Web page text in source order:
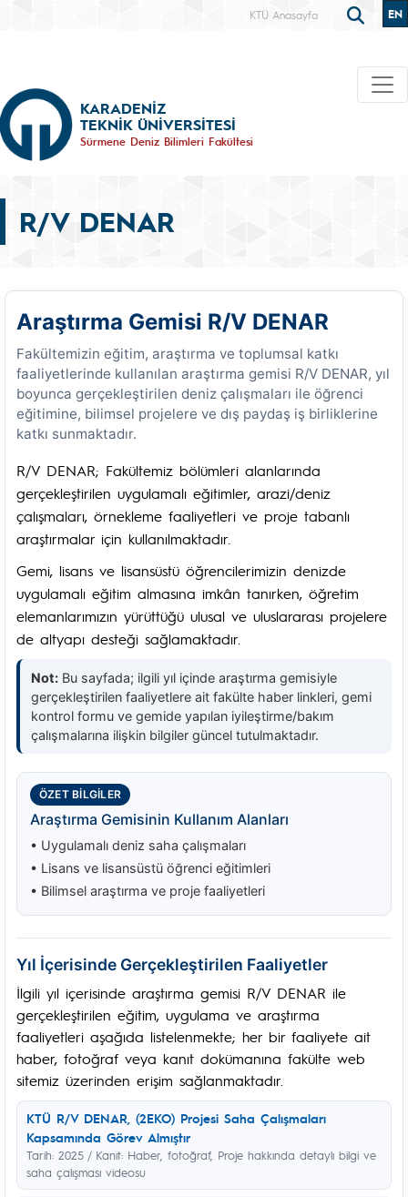
KTÜ Anasayfa EN
KARADENİZ
TEKNİK ÜNİVERSİTESİ
Sürmene Deniz Bilimleri Fakültesi
R/V DENAR
Araştırma Gemisi R/V DENAR
Fakültemizin eğitim, araştırma ve toplumsal katkı
faaliyetlerinde kullanılan araştırma gemisi R/V DENAR, yıl
boyunca gerçekleştirilen deniz çalışmaları ile öğrenci
eğitimine, bilimsel projelere ve dış paydaş iş birliklerine
katkı sunmaktadır.
R/V DENAR; Fakültemiz bölümleri alanlarında
gerçekleştirilen uygulamalı eğitimler, arazi/deniz
çalışmaları, örnekleme faaliyetleri ve proje tabanlı
araştırmalar için kullanılmaktadır.
Gemi, lisans ve lisansüstü öğrencilerimizin denizde
uygulamalı eğitim almasına imkân tanırken, öğretim
elemanlarımızın yürüttüğü ulusal ve uluslararası projelere
de altyapı desteği sağlamaktadır.
Not: Bu sayfada; ilgili yıl içinde araştırma gemisiyle
gerçekleştirilen faaliyetlere ait fakülte haber linkleri, gemi
kontrol formu ve gemide yapılan iyileştirme/bakım
çalışmalarına ilişkin bilgiler güncel tutulmaktadır.
ÖZET BILGILER
Araştırma Gemisinin Kullanım Alanları
• Uygulamalı deniz saha çalışmaları
• Lisans ve lisansüstü öğrenci eğitimleri
• Bilimsel araştırma ve proje faaliyetleri
Yıl İçerisinde Gerçekleştirilen Faaliyetler
İlgili yıl içerisinde araştırma gemisi R/V DENAR ile
gerçekleştirilen eğitim, uygulama ve araştırma
faaliyetleri aşağıda listelenmekte; her bir faaliyete ait
haber, fotoğraf veya kanıt dokümanına fakülte web
sitemiz üzerinden erişim sağlanmaktadır.
KTÜ R/V DENAR, (2EKO) Projesi Saha Çalışmaları
Kapsamında Görev Almıştır
Tarih: 2025 / Kanıt: Haber, fotoğraf, Proje hakkında detaylı bilgi ve
saha çalışması videosu